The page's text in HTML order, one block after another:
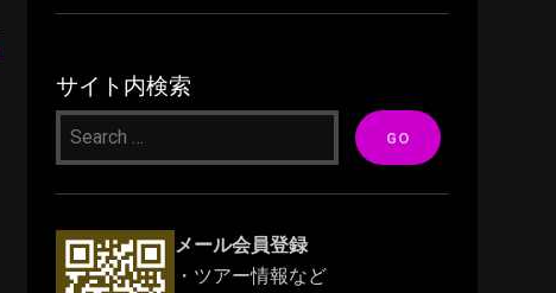
サイト内検索
メール会員登録
・ツアー情報など